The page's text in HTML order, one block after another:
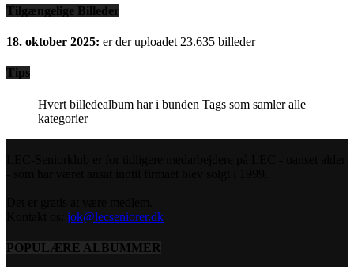
Tilgængelige Billeder
18. oktober 2025: er der uploadet 23.635 billeder
Tips
Hvert billedealbum har i bunden Tags som samler alle
kategorier
jok@lecseniorer.dk
POPULÆRE ALBUMMER